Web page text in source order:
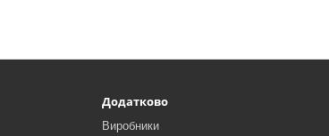
Додатково
Виробники